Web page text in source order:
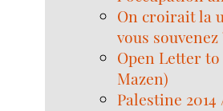
On croirait la
vous souvenez
Open Letter
Mazen)
Palestine